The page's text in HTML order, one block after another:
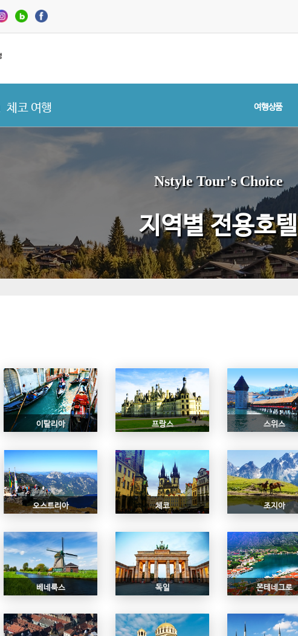
체코 여행 여행상품
Nstyle Tour's Choice
지역별 전용호텔
이탈리아 프랑스 스위스
오스트리아 체코 조지아
베네룩스 독일 몬테네그로